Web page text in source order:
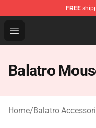
FREE
Open menu
Balatro Shop -
Balatro
Home/Balatro Accessori